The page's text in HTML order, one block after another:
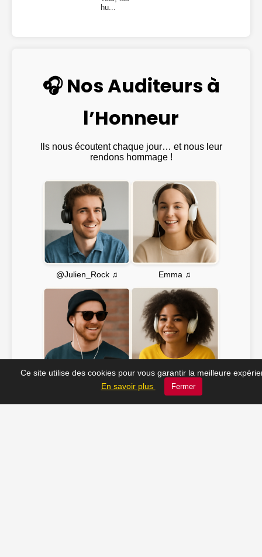
hu...
🎧 Nos Auditeurs à
l’Honneur
Ils nous écoutent chaque jour… et nous leur
rendons hommage !
@Julien_Rock ♫ Emma ♫
JC_13 ♫ Soline ♫
Ce site utilise des cookies pour vous garantir la meilleure
En savoir plus
Fermer